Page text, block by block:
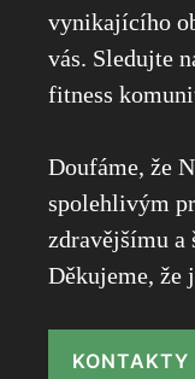
vynikajícího
vás. Sledujte
fitness
Doufáme, že
spolehlivým
zdravějšímu
Děkujeme, že
KONTAKTY